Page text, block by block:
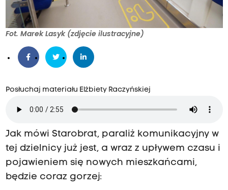
Fot. Marek Lasyk (zdjęcie ilustracyjne)
Posłuchaj materiału Elżbiety Raczyńskiej
Jak mówi Starobrat, paraliż komunikacyjny w
tej dzielnicy już jest, a wraz z upływem czasu i
pojawieniem się nowych mieszkańcami,
będzie coraz gorzej: